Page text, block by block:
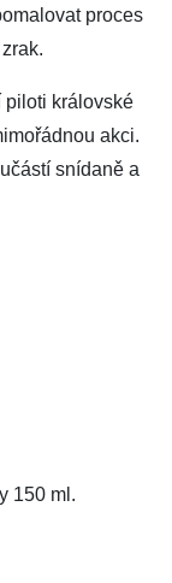
proces
piloti královské
akci.
snídaně a
150 ml.